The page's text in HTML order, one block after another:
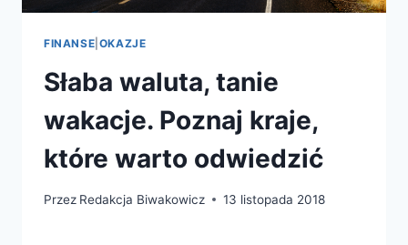
FINANSE OKAZJE
Słaba waluta, tanie
wakacje. Poznaj kraje,
które warto odwiedzić
Przez Redakcja Biwakowicz 13 listopada 2018